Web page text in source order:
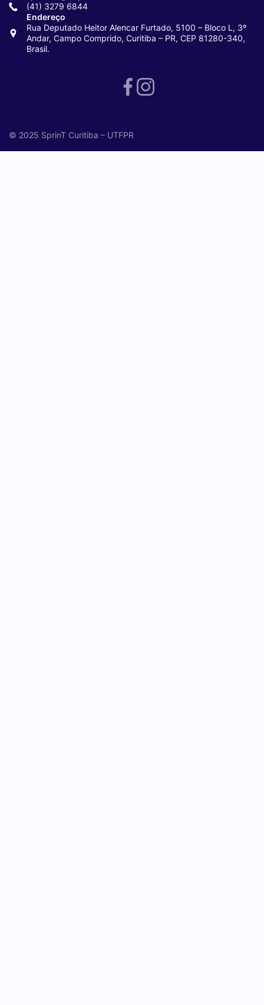
(41) 3279 6844
Endereço
Rua Deputado Heitor Alencar Furtado, 5100 – Bloco L, 3º
Andar, Campo Comprido, Curitiba – PR, CEP 81280-340,
Brasil.
© 2025 SprinT Curitiba – UTFPR